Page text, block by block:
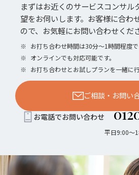
まずはお近くのサービスコンサル
望をお伺いします。お客様に合わ
ので、お気軽にお問い合わせくだ
※ お打ち合わせ時間は30分〜1時間程度で
※ オンラインでも対応可能です。
※ お打ち合わせとお試しプランを一緒に
ご相談・お問い
お電話でお問い合わせ
平日9:00〜